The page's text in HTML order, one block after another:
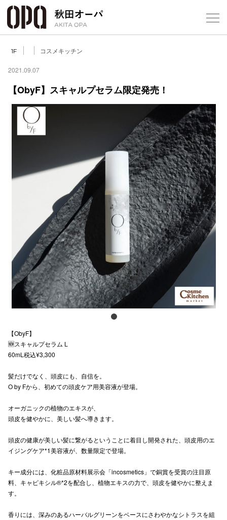
1F コスメキッチン
2021.09.07
【ObyF】スキャルプセラム限定発売！
【ObyF】
🆕スキャルプセラム L
60mL税込¥3,300
髪だけでなく、頭皮にも、自信を。
O by Fから、初めての頭皮ケア用美容液が登場。
オーガニックの植物のエキスが、
頭皮を健やかに、美しい髪へ導きます。
頭皮の健康が美しい髪に繋がるということに着目し開発された、頭皮用のエ
イジングケア*1美容液が、数量限定で登場。
キー成分には、化粧品原材料展示会「incosmetics」で銅賞を受賞の注目原
料、キャピキシル®*2を配合し、植物エキスの力で、頭皮を健やかに整えま
す。
香りには、深みのあるハーバルグリーンをベースにさわやかなシトラスを組
フロア
ショッ
レスト
施設案内
アクセ
スタッ
公式SNS
秋田オ
高崎オ